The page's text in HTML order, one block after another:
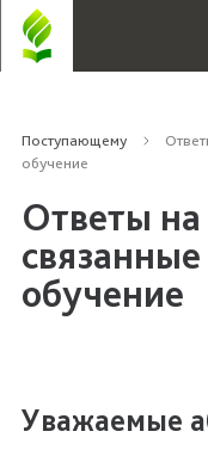
Поступающему
обучение
Ответы
обучение
Уважаемые